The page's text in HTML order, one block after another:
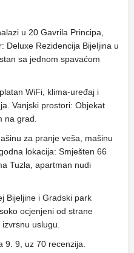
u 20 Gavrila Principa,
Deluxe Rezidencija Bijeljina u
sa jednom spavaćom
WiFi, klima-uređaj i
Vanjski prostori: Objekat
na grad.
za pranje veša, mašinu
lokacija: Smješten 66
Tuzla, apartman nudi
Bijeljine i Gradski park
ocjenjeni od strane
uslugu.
9. 9, uz 70 recenzija.